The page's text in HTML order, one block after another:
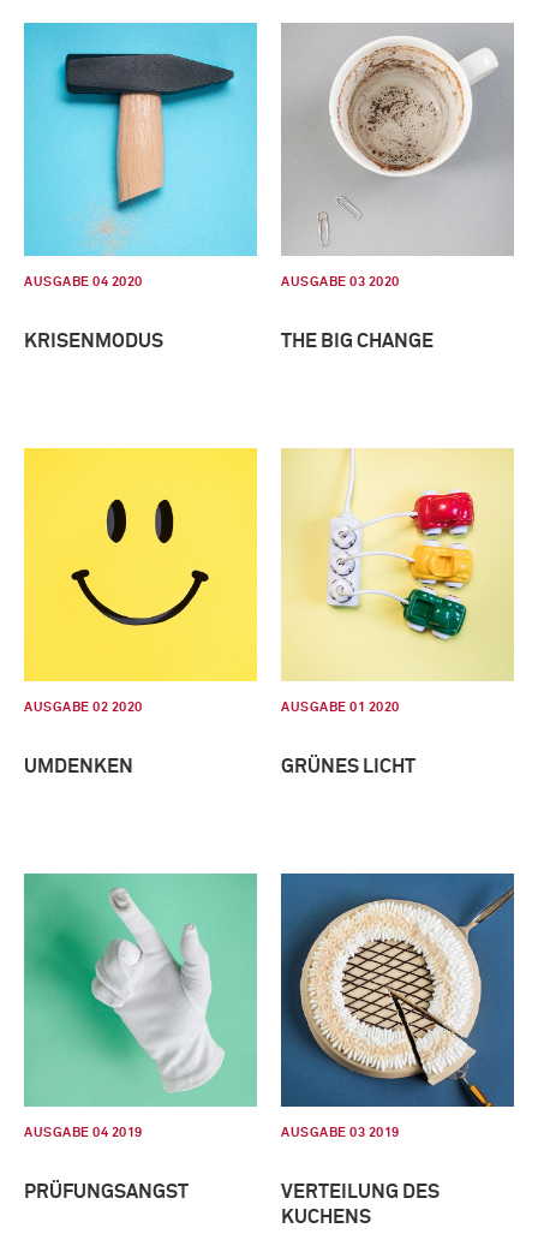
AUSGABE 04 2020
KRISENMODUS
AUSGABE 03 2020
THE BIG CHANGE
AUSGABE 02 2020
UMDENKEN
AUSGABE 01 2020
GRÜNES LICHT
AUSGABE 04 2019
PRÜFUNGSANGST
AUSGABE 03 2019
VERTEILUNG DES
KUCHENS